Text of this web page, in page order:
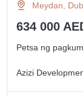
Meydan,
634 000
Petsa ng
Azizi